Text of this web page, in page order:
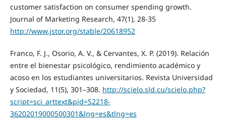
customer satisfaction on consumer spending growth.
Journal of Marketing Research, 47(1), 28-35
http://www.jstor.org/stable/20618952
Franco, F. J., Osorio, A. V., & Cervantes, X. P. (2019). Relación
entre el bienestar psicológico, rendimiento académico y
acoso en los estudiantes universitarios. Revista Universidad
y Sociedad, 11(5), 301–308. http://scielo.sld.cu/scielo.php?
script=sci_arttext&pid=S2218-
36202019000500301&lng=es&tlng=es